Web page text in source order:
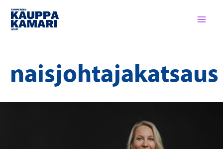
Siirry
sisältöön
naisjohtajakatsaus